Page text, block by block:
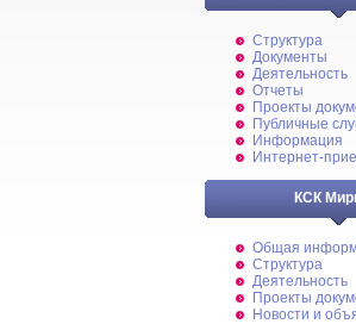
Структура
Документы
Деятельность
Отчеты
Проекты
Публичные
Информация
Интернет-
КСК
Общая
Структура
Деятельность
Проекты
Новости и